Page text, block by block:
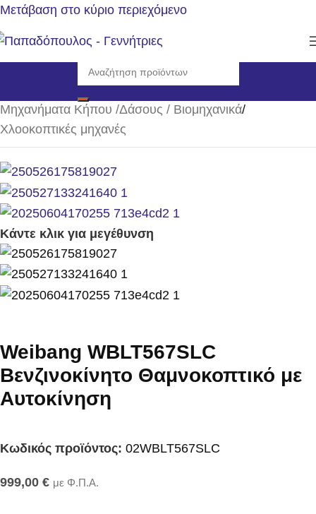
Μετάβαση στο κύριο περιεχόμενο
Αρχική σελίδα/
Μηχανήματα Κήπου /Δάσους / Βιομηχανικά/
Χλοοκοπτικές μηχανές
Κάντε κλικ για μεγέθυνση
Weibang WBLT567SLC
Βενζινοκίνητο Θαμνοκοπτικό με
Aυτοκίνηση
Κωδικός προϊόντος: 02WBLT567SLC
999,00 € με Φ.Π.Α.